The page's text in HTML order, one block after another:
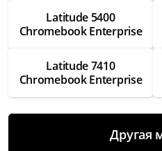
Замена SSD
от 4 000 ₽
Замена HDD
от 3 500 ₽
Latitude 5400
Chromebook Enterprise
Latitude 7410
Chromebook Enterprise
Другая